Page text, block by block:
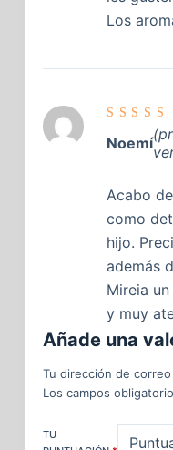
Los
con5
5
Noemí
Acabo
como
hijo.
además
Mireia
y muy
Añade una
Tu dirección de
Los campos
TU